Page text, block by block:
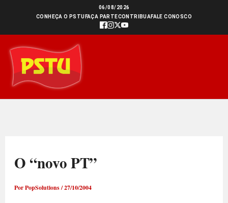
conteúdo
06/08/2026
CONHEÇA O PSTU FAÇA PARTECONTRIBUAFALE CONOSCO
O “novo PT”
PorPopSolutions/27/10/2004